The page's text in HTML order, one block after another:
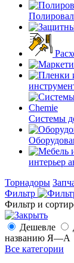
Системы
интерьер
Торнадоры
Фильтр
Фильтр и
Дешевле
названию Я—А
Все категории